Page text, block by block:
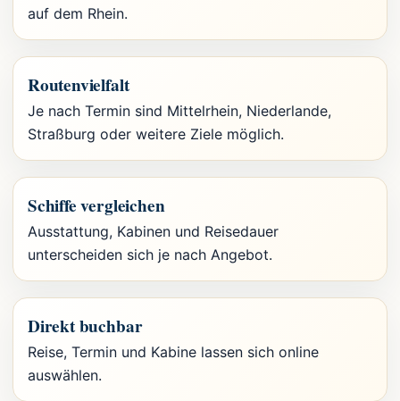
auf dem Rhein.
Routenvielfalt
Je nach Termin sind Mittelrhein, Niederlande,
Straßburg oder weitere Ziele möglich.
Schiffe vergleichen
Ausstattung, Kabinen und Reisedauer
unterscheiden sich je nach Angebot.
Direkt buchbar
Reise, Termin und Kabine lassen sich online
auswählen.